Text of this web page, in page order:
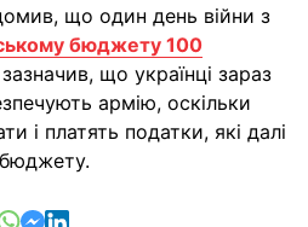
що один день війни з
бюджету 100
зазначив, що українці зараз
армію, оскільки
і платять податки, які далі
у Telegram
у Facebook
у Xу Viber
відправити у Whatsapp
відправити у Messenger
відправити у LinkedIn